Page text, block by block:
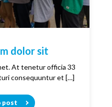
dolor sit
At tenetur officia 33
consequuntur et […]
post